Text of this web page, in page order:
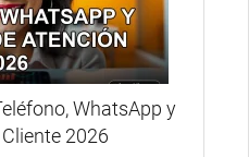
WhatsApp y
2026